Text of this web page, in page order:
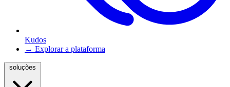
Kudos
→ Explorar a plataforma